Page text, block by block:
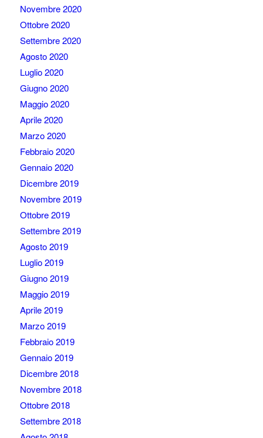
Novembre 2020
Ottobre 2020
Settembre 2020
Agosto 2020
Luglio 2020
Giugno 2020
Maggio 2020
Aprile 2020
Marzo 2020
Febbraio 2020
Gennaio 2020
Dicembre 2019
Novembre 2019
Ottobre 2019
Settembre 2019
Agosto 2019
Luglio 2019
Giugno 2019
Maggio 2019
Aprile 2019
Marzo 2019
Febbraio 2019
Gennaio 2019
Dicembre 2018
Novembre 2018
Ottobre 2018
Settembre 2018